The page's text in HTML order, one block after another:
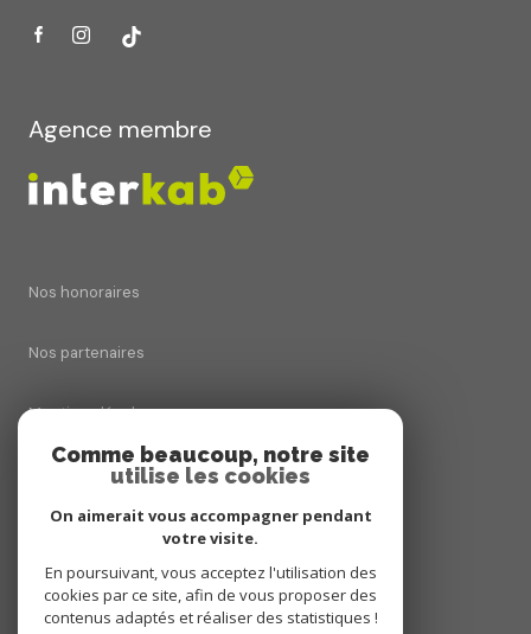
Agence membre
Nos honoraires
Nos partenaires
Mentions légales
Cookies
Comme beaucoup, notre site
utilise les cookies
On aimerait vous accompagner pendant
votre visite.
En poursuivant, vous acceptez l'utilisation des
cookies par ce site, afin de vous proposer des
contenus adaptés et réaliser des statistiques !